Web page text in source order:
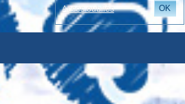
Accés oubliés
OK